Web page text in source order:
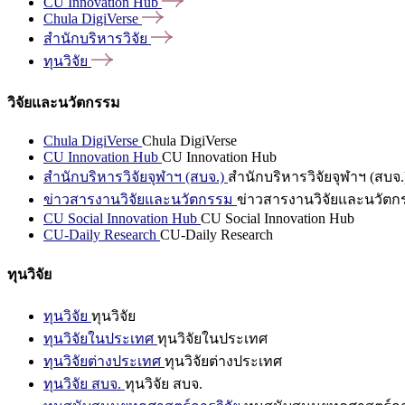
Chula DigiVerse
สำนักบริหารวิจัย
ทุนวิจัย
วิจัยและนวัตกรรม
Chula DigiVerse Chula DigiVerse
CU Innovation Hub CU Innovation Hub
สำนักบริหารวิจัยจุฬาฯ (สบจ.) สำนักบริหารวิจัยจุฬาฯ (สบจ
ข่าวสารงานวิจัยและนวัตกรรม ข่าวสารงานวิจัยและนวัตก
CU Social Innovation Hub CU Social Innovation Hub
CU-Daily Research CU-Daily Research
ทุนวิจัย
ทุนวิจัย ทุนวิจัย
ทุนวิจัยในประเทศ ทุนวิจัยในประเทศ
ทุนวิจัยต่างประเทศ ทุนวิจัยต่างประเทศ
ทุนวิจัย สบจ. ทุนวิจัย สบจ.